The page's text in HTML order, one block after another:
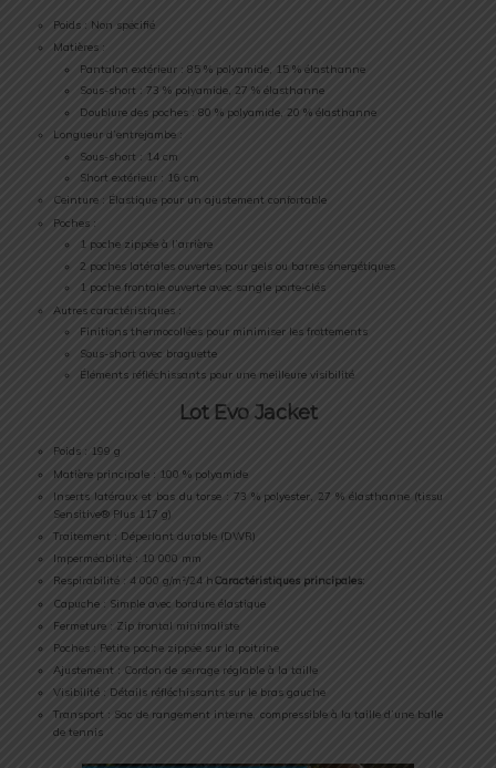
Poids : Non spécifié
Matières :
Pantalon extérieur : 85 % polyamide, 15 % élasthanne
Sous-short : 73 % polyamide, 27 % élasthanne
Doublure des poches : 80 % polyamide, 20 % élasthanne
Longueur d’entrejambe :
Sous-short : 14 cm
Short extérieur : 16 cm
Ceinture : Élastique pour un ajustement confortable
Poches :
1 poche zippée à l’arrière
2 poches latérales ouvertes pour gels ou barres énergétiques
1 poche frontale ouverte avec sangle porte-clés
Autres caractéristiques :
Finitions thermocollées pour minimiser les frottements
Sous-short avec braguette
Éléments réfléchissants pour une meilleure visibilité
Lot Evo Jacket
Poids : 199 g
Matière principale : 100 % polyamide
Inserts latéraux et bas du torse : 73 % polyester, 27 % élasthanne (tissu
Sensitive® Plus 117 g)
Traitement : Déperlant durable (DWR)
Imperméabilité : 10 000 mm
Respirabilité : 4 000 g/m²/24 h Caractéristiques principales:
Capuche : Simple avec bordure élastique
Fermeture : Zip frontal minimaliste
Poches : Petite poche zippée sur la poitrine
Ajustement : Cordon de serrage réglable à la taille
Visibilité : Détails réfléchissants sur le bras gauche
Transport : Sac de rangement interne, compressible à la taille d’une balle
de tennis